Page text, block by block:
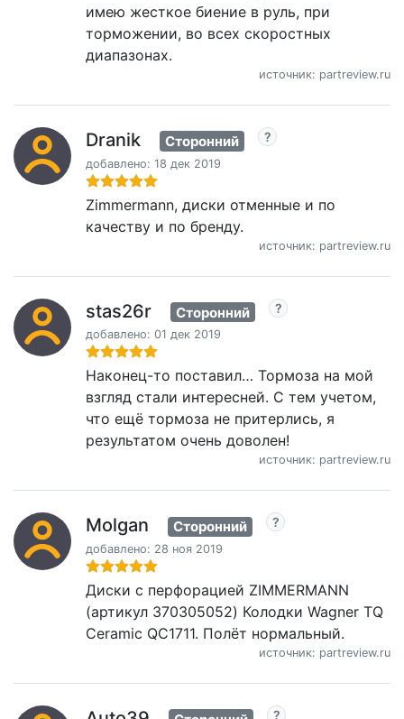
имею жесткое биение в руль, при
торможении, во всех скоростных
диапазонах.
источник: partreview.ru
Dranik Сторонний
добавлено: 18 дек 2019
Zimmermann, диски отменные и по
качеству и по бренду.
источник: partreview.ru
stas26r Сторонний
добавлено: 01 дек 2019
Наконец-то поставил… Тормоза на мой
взгляд стали интересней. С тем учетом,
что ещё тормоза не притерлись, я
результатом очень доволен!
источник: partreview.ru
Molgan Сторонний
добавлено: 28 ноя 2019
Диски с перфорацией ZIMMERMANN
(артикул 370305052) Колодки Wagner TQ
Ceramic QC1711. Полёт нормальный.
источник: partreview.ru